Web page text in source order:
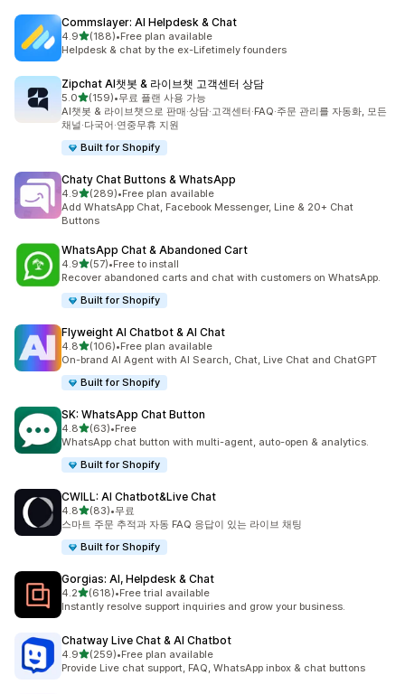
Commslayer: AI Helpdesk & Chat
4.9별 5개 중
(188)
총 리뷰 188개
•Free plan available
Helpdesk & chat by the ex-Lifetimely founders
Zipchat AI챗봇 & 라이브챗 고객센터 상담
5.0별 5개 중
(159)
총 리뷰 159개
•무료 플랜 사용 가능
AI챗봇 & 라이브챗으로 판매·상담·고객센터·FAQ·주문 관리를 자동화, 모든
채널·다국어·연중무휴 지원
Built for Shopify
Chaty Chat Buttons & WhatsApp
4.9별 5개 중
(289)
총 리뷰 289개
•Free plan available
Add WhatsApp Chat, Facebook Messenger, Line & 20+ Chat
Buttons
WhatsApp Chat & Abandoned Cart
4.9별 5개 중
(57)
총 리뷰 57개
•Free to install
Recover abandoned carts and chat with customers on WhatsApp.
Built for Shopify
Flyweight AI Chatbot & AI Chat
4.8별 5개 중
(106)
총 리뷰 106개
•Free plan available
On-brand AI Agent with AI Search, Chat, Live Chat and ChatGPT
Built for Shopify
SK: WhatsApp Chat Button
4.8별 5개 중
(63)
총 리뷰 63개
•Free
WhatsApp chat button with multi-agent, auto-open & analytics.
Built for Shopify
CWILL: AI Chatbot&Live Chat
4.8별 5개 중
(83)
총 리뷰 83개
•무료
스마트 주문 추적과 자동 FAQ 응답이 있는 라이브 채팅
Built for Shopify
Gorgias: AI, Helpdesk & Chat
4.2별 5개 중
(618)
총 리뷰 618개
•Free trial available
Instantly resolve support inquiries and grow your business.
Chatway Live Chat & AI Chatbot
4.9별 5개 중
(259)
총 리뷰 259개
•Free plan available
Provide Live chat support, FAQ, WhatsApp inbox & chat buttons